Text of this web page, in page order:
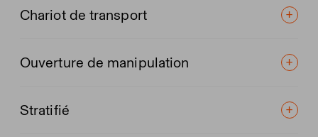
Chariot de transport
Ouverture de manipulation
Stratifié